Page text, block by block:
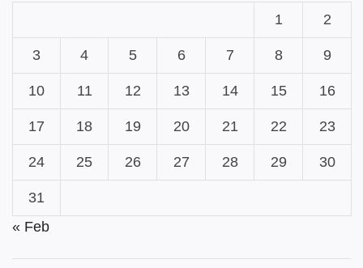
1
2
3 4 5 6 7 8 9
10 11 12 13 14 15 16
17 18 19 20 21 22 23
24 25 26 27 28 29 30
31
« Feb